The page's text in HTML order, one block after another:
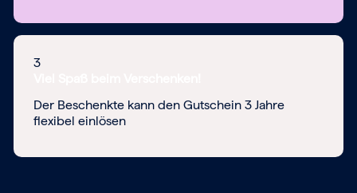
3
Der Beschenkte kann den Gutschein 3 Jahre
flexibel einlösen